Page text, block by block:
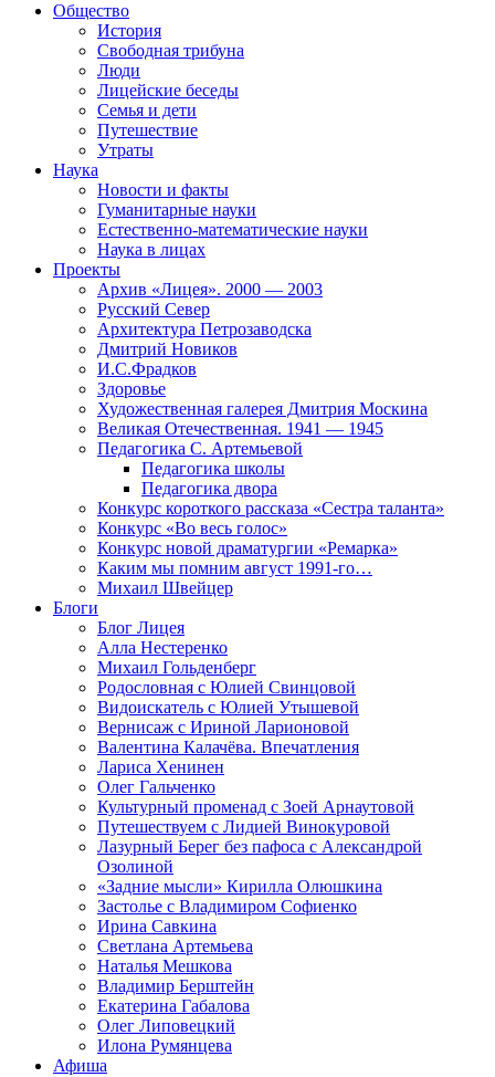
Общество
История
Свободная трибуна
Люди
Лицейские беседы
Семья и дети
Путешествие
Утраты
Наука
Новости и факты
Гуманитарные науки
Естественно-математические науки
Наука в лицах
Проекты
Архив «Лицея». 2000 — 2003
Русский Север
Архитектура Петрозаводска
Дмитрий Новиков
И.С.Фрадков
Здоровье
Художественная галерея Дмитрия Москина
Великая Отечественная. 1941 — 1945
Педагогика С. Артемьевой
Педагогика школы
Педагогика двора
Конкурс короткого рассказа «Сестра таланта»
Конкурс «Во весь голос»
Конкурс новой драматургии «Ремарка»
Каким мы помним август 1991-го…
Михаил Швейцер
Блоги
Блог Лицея
Алла Нестеренко
Михаил Гольденберг
Родословная с Юлией Свинцовой
Видоискатель с Юлией Утышевой
Вернисаж с Ириной Ларионовой
Валентина Калачёва. Впечатления
Лариса Хенинен
Олег Гальченко
Культурный променад с Зоей Арнаутовой
Путешествуем с Лидией Винокуровой
Лазурный Берег без пафоса с Александрой
Озолиной
«Задние мысли» Кирилла Олюшкина
Застолье с Владимиром Софиенко
Ирина Савкина
Светлана Артемьева
Наталья Мешкова
Владимир Берштейн
Екатерина Габалова
Олег Липовецкий
Илона Румянцева
Афиша